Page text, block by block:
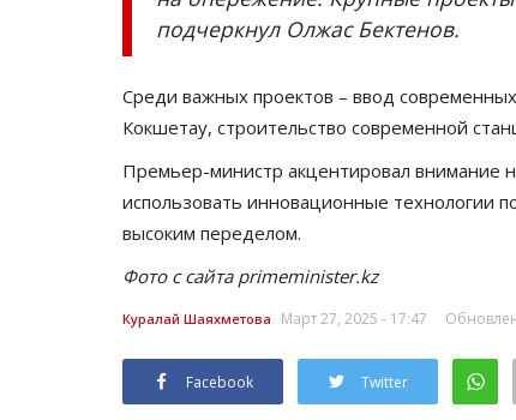
подчеркнул Олжас Бектенов.
Среди важных проектов – ввод
Кокшетау, строительство современной
Премьер-министр акцентировал внимание
использовать инновационные технологии
высоким переделом.
Фото с сайта primeminister.kz
Куралай Шаяхметова Март 27, 2025 - 17:47
Facebook Twitter